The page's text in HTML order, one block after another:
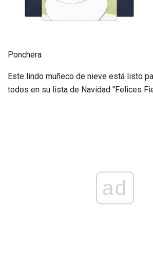
Ponchera
Este lindo muñeco de nieve está listo
todos en su lista de Navidad "Felices
ad